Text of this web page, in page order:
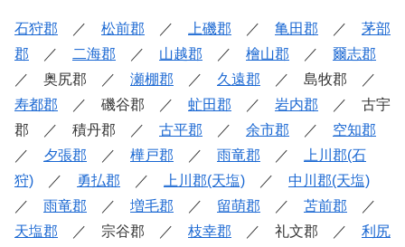
石狩郡 ／ 松前郡 ／ 上磯郡 ／ 亀田郡 ／ 茅部
郡 ／ 二海郡 ／ 山越郡 ／ 檜山郡 ／ 爾志郡
／ 奥尻郡 ／ 瀬棚郡 ／ 久遠郡 ／ 島牧郡 ／
寿都郡 ／ 磯谷郡 ／ 虻田郡 ／ 岩内郡 ／ 古宇
郡 ／ 積丹郡 ／ 古平郡 ／ 余市郡 ／ 空知郡
／ 夕張郡 ／ 樺戸郡 ／ 雨竜郡 ／
上川郡(石
狩) ／ 勇払郡 ／ 上川郡(天塩) ／ 中川郡(天塩)
／ 雨竜郡 ／ 増毛郡 ／ 留萌郡 ／ 苫前郡 ／
天塩郡 ／ 宗谷郡 ／ 枝幸郡 ／ 礼文郡 ／ 利尻